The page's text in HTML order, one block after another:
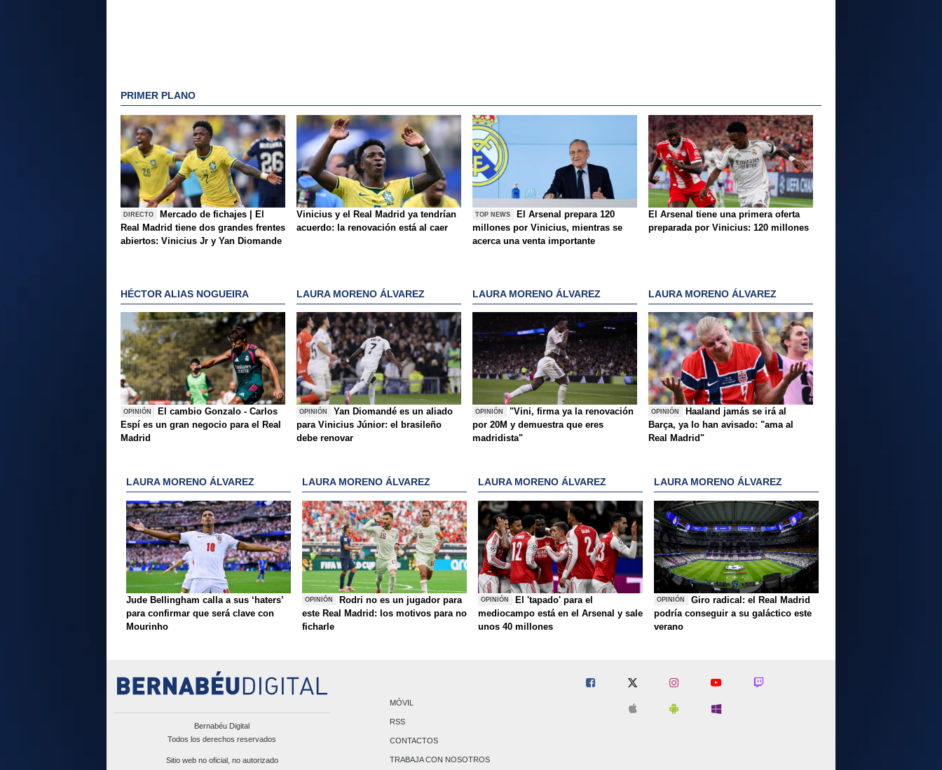
PRIMER PLANO
DIRECTO
Mercado de fichajes | El
Real Madrid tiene dos grandes frentes
abiertos: Vinicius Jr y Yan Diomande
Vinicius y el Real Madrid ya tendrían
acuerdo: la renovación está al caer
TOP NEWS
El Arsenal prepara 120
millones por Vinicius, mientras se
acerca una venta importante
El Arsenal tiene una primera oferta
preparada por Vinicius: 120 millones
HÉCTOR ALIAS NOGUEIRA
OPINIÓN
El cambio Gonzalo - Carlos
Espí es un gran negocio para el Real
Madrid
LAURA MORENO ÁLVAREZ
OPINIÓN
Yan Diomandé es un aliado
para Vinicius Júnior: el brasileño
debe renovar
LAURA MORENO ÁLVAREZ
OPINIÓN
"Vini, firma ya la renovación
por 20M y demuestra que eres
madridista"
LAURA MORENO ÁLVAREZ
OPINIÓN
Haaland jamás se irá al
Barça, ya lo han avisado: "ama al
Real Madrid"
LAURA MORENO ÁLVAREZ
Jude Bellingham calla a sus ‘haters’
para confirmar que será clave con
Mourinho
LAURA MORENO ÁLVAREZ
OPINIÓN
Rodri no es un jugador para
este Real Madrid: los motivos para no
ficharle
LAURA MORENO ÁLVAREZ
OPINIÓN
El 'tapado' para el
mediocampo está en el Arsenal y sale
unos 40 millones
LAURA MORENO ÁLVAREZ
OPINIÓN
Giro radical: el Real Madrid
podría conseguir a su galáctico este
verano
Bernabéu Digital
Todos los derechos reservados
Sitio web no oficial, no autorizado
MÓVIL
RSS
CONTACTOS
TRABAJA CON NOSOTROS